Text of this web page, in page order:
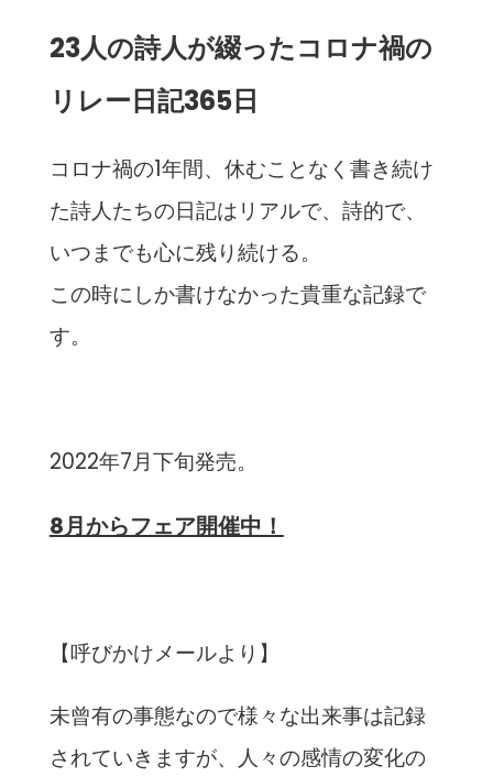
23人の詩人が綴ったコロナ禍の
リレー日記365日
コロナ禍の1年間、休むことなく書き続け
た詩人たちの日記はリアルで、詩的で、
いつまでも心に残り続ける。
この時にしか書けなかった貴重な記録で
す。
2022年7月下旬発売。
8月からフェア開催中！
【呼びかけメールより】
未曾有の事態なので様々な出来事は記録
されていきますが、人々の感情の変化の